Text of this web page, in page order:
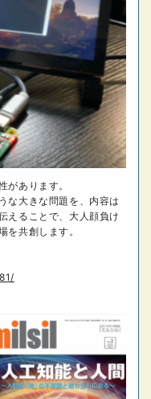
があります。
な大きな問題を、内容は
えることで、大人顔負け
を共創します。